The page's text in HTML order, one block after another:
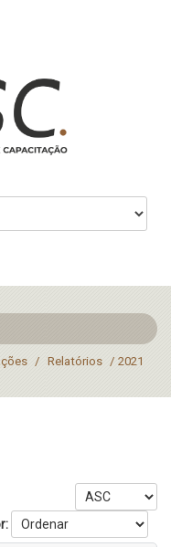
/ Relatórios / 2021